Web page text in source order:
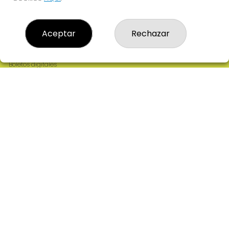
Resultados
Contacto
Empresas
Boletos digitales
Aceptar Rechazar